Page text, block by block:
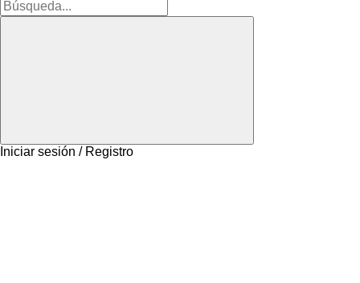
Iniciar sesión / Registro